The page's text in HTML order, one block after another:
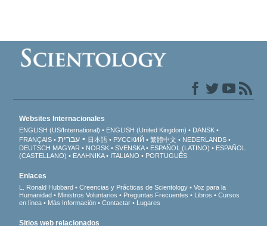
Websites Internacionales
ENGLISH (US/International) ENGLISH (United Kingdom)
DANSK
FRANÇAIS
עברית 日本語 РУССКИЙ 繁體中文
NEDERLANDS
DEUTSCH MAGYAR NORSK SVENSKA ESPAÑOL (LATINO)
ESPAÑOL
(CASTELLANO)
ΕΛΛΗΝΙΚA ITALIANO PORTUGUÊS
Enlaces
L. Ronald Hubbard Creencias y Prácticas de Scientology
Voz para la
Humanidad
Ministros Voluntarios Preguntas Frecuentes Libros
Cursos
en línea
Más Información Contactar Lugares
Sitios web relacionados